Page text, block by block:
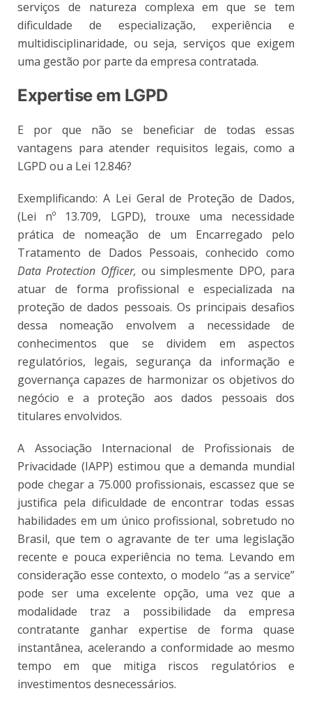
serviços de natureza complexa em que se tem
dificuldade de especialização, experiência e
multidisciplinaridade, ou seja, serviços que exigem
uma gestão por parte da empresa contratada.
Expertise em LGPD
E por que não se beneficiar de todas essas
vantagens para atender requisitos legais, como a
LGPD ou a Lei 12.846?
Exemplificando: A Lei Geral de Proteção de Dados,
(Lei nº 13.709, LGPD), trouxe uma necessidade
prática de nomeação de um Encarregado pelo
Tratamento de Dados Pessoais, conhecido como
Data Protection Officer, ou simplesmente DPO, para
atuar de forma profissional e especializada na
proteção de dados pessoais. Os principais desafios
dessa nomeação envolvem a necessidade de
conhecimentos que se dividem em aspectos
regulatórios, legais, segurança da informação e
governança capazes de harmonizar os objetivos do
negócio e a proteção aos dados pessoais dos
titulares envolvidos.
A Associação Internacional de Profissionais de
Privacidade (IAPP) estimou que a demanda mundial
pode chegar a 75.000 profissionais, escassez que se
justifica pela dificuldade de encontrar todas essas
habilidades em um único profissional, sobretudo no
Brasil, que tem o agravante de ter uma legislação
recente e pouca experiência no tema. Levando em
consideração esse contexto, o modelo “as a service”
pode ser uma excelente opção, uma vez que a
modalidade traz a possibilidade da empresa
contratante ganhar expertise de forma quase
instantânea, acelerando a conformidade ao mesmo
tempo em que mitiga riscos regulatórios e
investimentos desnecessários.